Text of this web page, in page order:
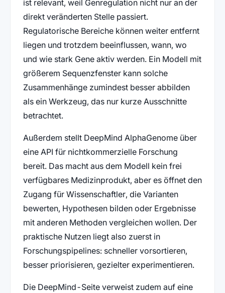
ist relevant, weil Genregulation nicht nur an der
direkt veränderten Stelle passiert.
Regulatorische Bereiche können weiter entfernt
liegen und trotzdem beeinflussen, wann, wo
und wie stark Gene aktiv werden. Ein Modell mit
größerem Sequenzfenster kann solche
Zusammenhänge zumindest besser abbilden
als ein Werkzeug, das nur kurze Ausschnitte
betrachtet.
Außerdem stellt DeepMind AlphaGenome über
eine API für nichtkommerzielle Forschung
bereit. Das macht aus dem Modell kein frei
verfügbares Medizinprodukt, aber es öffnet den
Zugang für Wissenschaftler, die Varianten
bewerten, Hypothesen bilden oder Ergebnisse
mit anderen Methoden vergleichen wollen. Der
praktische Nutzen liegt also zuerst in
Forschungspipelines: schneller vorsortieren,
besser priorisieren, gezielter experimentieren.
Die DeepMind-Seite verweist zudem auf eine